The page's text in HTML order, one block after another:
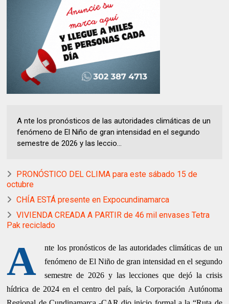
A nte los pronósticos de las autoridades climáticas de un
fenómeno de El Niño de gran intensidad en el segundo
semestre de 2026 y las leccio...
PRONÓSTICO DEL CLIMA para este sábado 15 de
octubre
CHÍA ESTÁ presente en Expocundinamarca
VIVIENDA CREADA A PARTIR de 46 mil envases Tetra
Pak reciclado
A
nte los pronósticos de las autoridades climáticas de un
fenómeno de El Niño de gran intensidad en el segundo
semestre de 2026 y las lecciones que dejó la crisis
hídrica de 2024 en el centro del país, la Corporación Autónoma